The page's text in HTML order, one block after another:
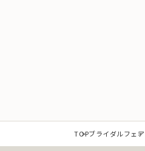
TOPブライダルフェア